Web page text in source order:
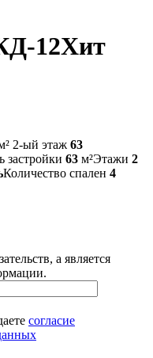
12Хит
2-ый этаж 63
застройки 63 м²Этажи 2
Количество спален 4
а является
согласие